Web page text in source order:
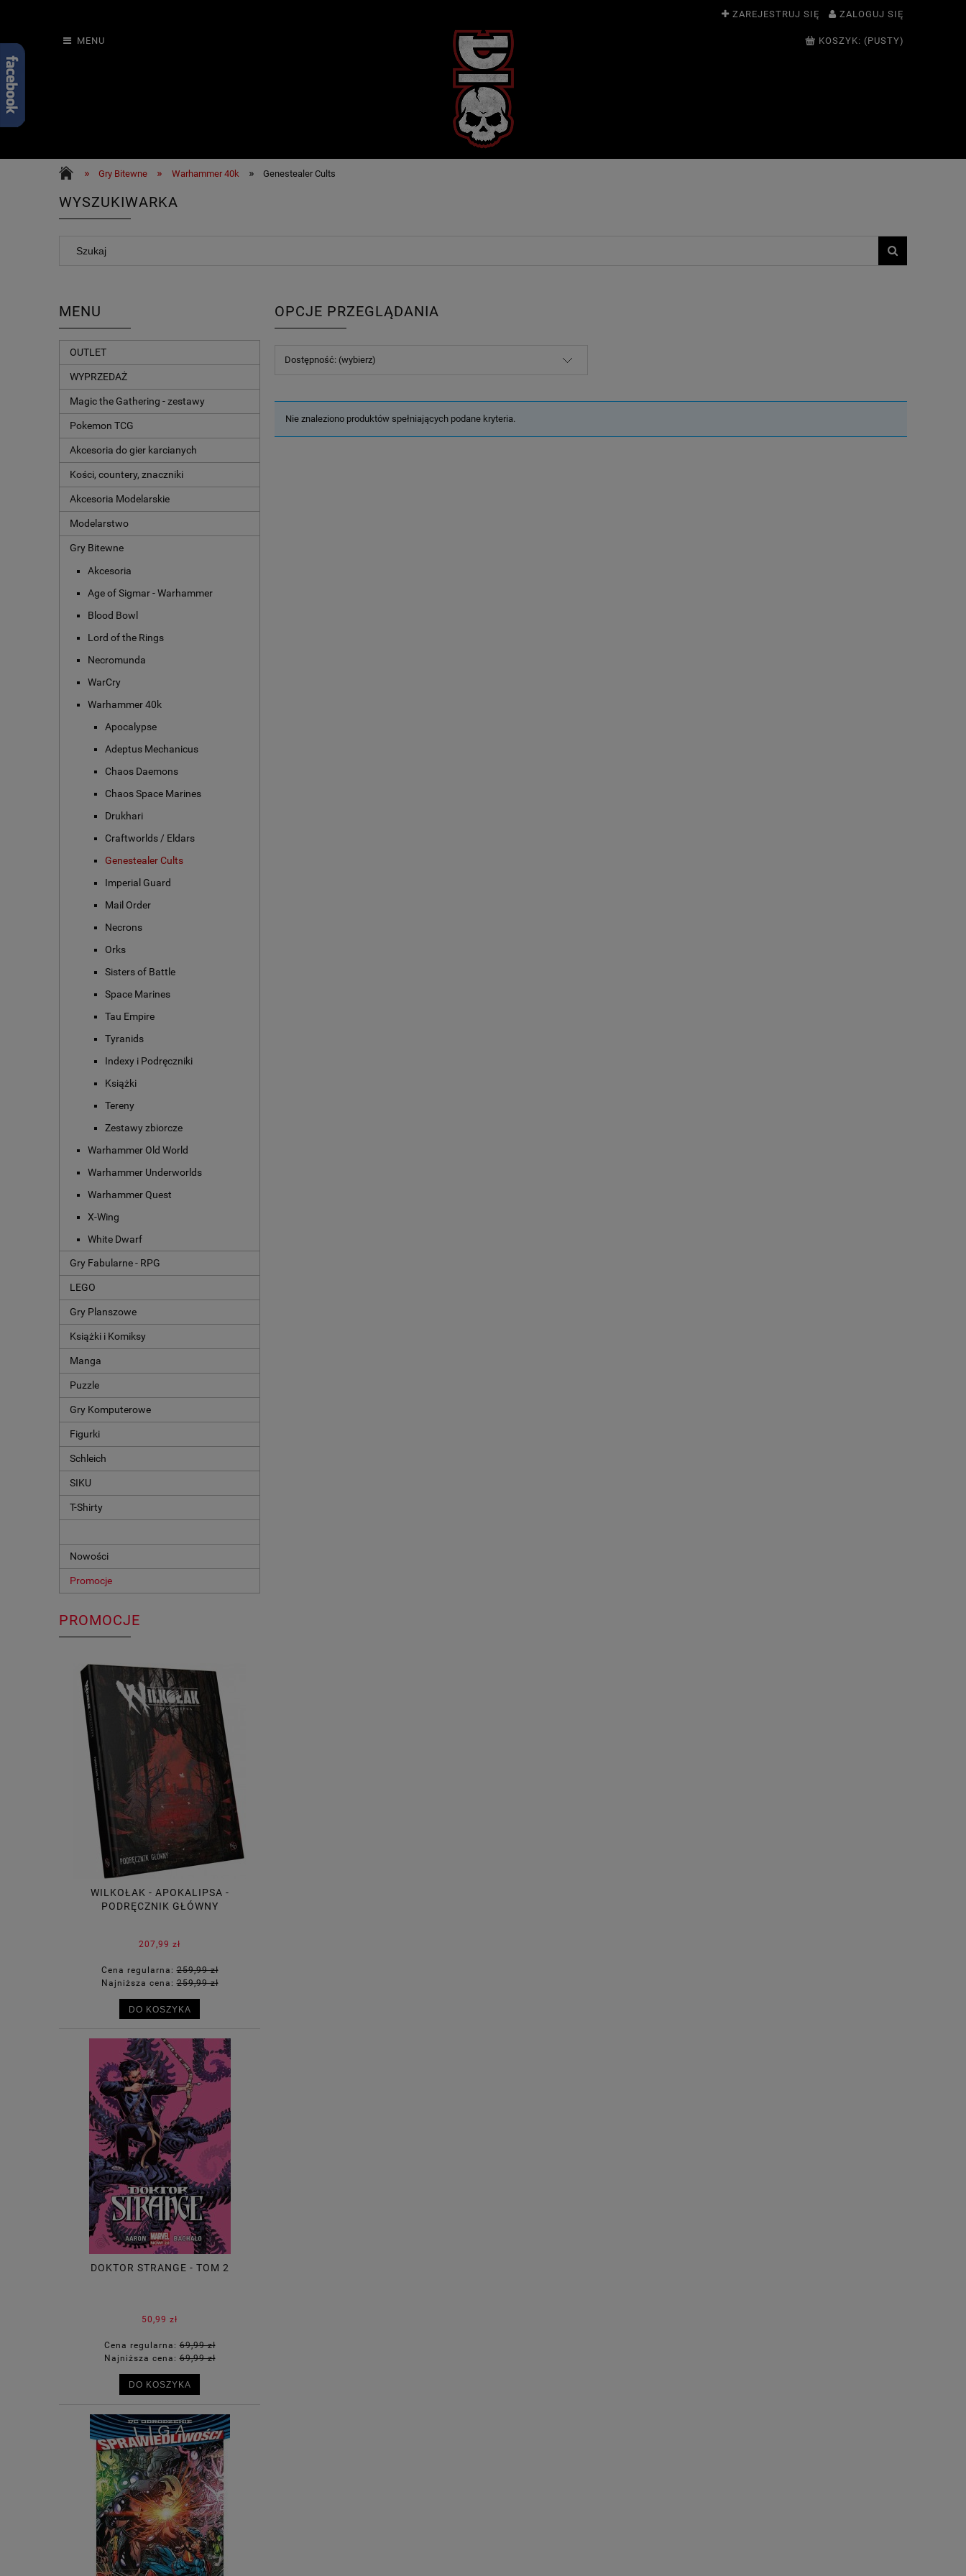
ZAREJESTRUJ SIĘ ZALOGUJ SIĘ
MENU KOSZYK: (PUSTY)
» Gry Bitewne » Warhammer 40k » Genestealer Cults
WYSZUKIWARKA
MENU
OUTLET
WYPRZEDAŻ
Magic the Gathering - zestawy
Pokemon TCG
Akcesoria do gier karcianych
Kości, countery, znaczniki
Akcesoria Modelarskie
Modelarstwo
Gry Bitewne
Akcesoria
Age of Sigmar - Warhammer
Blood Bowl
Lord of the Rings
Necromunda
WarCry
Warhammer 40k
Apocalypse
Adeptus Mechanicus
Chaos Daemons
Chaos Space Marines
Drukhari
Craftworlds / Eldars
Genestealer Cults
Imperial Guard
Mail Order
Necrons
Orks
Sisters of Battle
Space Marines
Tau Empire
Tyranids
Indexy i Podręczniki
Książki
Tereny
Zestawy zbiorcze
Warhammer Old World
Warhammer Underworlds
Warhammer Quest
X-Wing
White Dwarf
Gry Fabularne - RPG
LEGO
Gry Planszowe
Książki i Komiksy
Manga
Puzzle
Gry Komputerowe
Figurki
Schleich
SIKU
T-Shirty
Nowości
Promocje
PROMOCJE
WILKOŁAK - APOKALIPSA -
PODRĘCZNIK GŁÓWNY
207,99 zł
Cena regularna:259,99 zł
Najniższa cena:259,99 zł
DO KOSZYKA
DOKTOR STRANGE - TOM 2
50,99 zł
Cena regularna:69,99 zł
Najniższa cena:69,99 zł
DO KOSZYKA
OPCJE PRZEGLĄDANIA
Dostępność: (wybierz)
Nie znaleziono produktów spełniających podane kryteria.